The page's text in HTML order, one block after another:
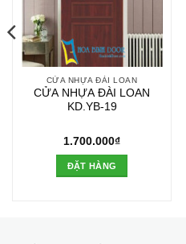
CỬA NHỰA ĐÀI LOAN
CỬA NHỰA ĐÀI LOAN
KD.YB-19
1.700.000₫
ĐẶT HÀNG